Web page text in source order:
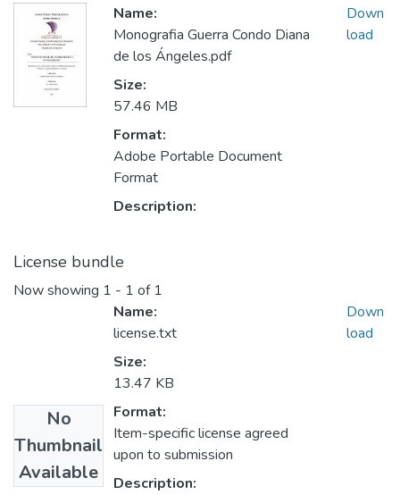
Name:
Monografia Guerra Condo Diana
de los Ángeles.pdf
Size:
57.46 MB
Format:
Adobe Portable Document
Format
Description:
Down
load
License bundle
Now showing 1 - 1 of 1
No
Thumbnail
Available
Name:
license.txt
Size:
13.47 KB
Format:
Item-specific license agreed
upon to submission
Description:
Down
load